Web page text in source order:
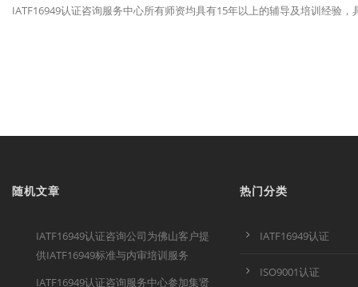
IATF16949认证咨询服务中心所有师资均具有15年以上的辅导及培训经验
随机文章
IATF16949认证咨询公司为佛山客户提
供IATF16949标准与内审培训服务
IATF16949认证咨询服务中心参加集贤
热门分类
IATF16949认证
ISO9001认证